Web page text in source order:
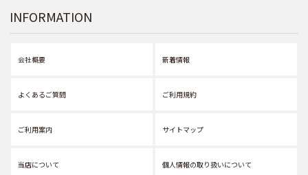
INFORMATION
会社概要
よくあるご質問
ご利用案内
当店について
新着情報
ご利用規約
サイトマップ
個人情報の取り扱いについて